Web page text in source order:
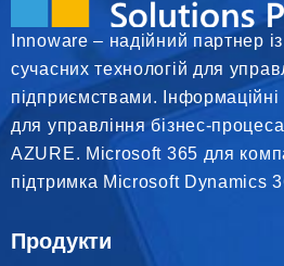
Innoware – надійний партнер
сучасних технологій для
підприємствами.
для управління бізнес-
AZURE. Microsoft 365 для
підтримка Microsoft Dynamics
Продукти